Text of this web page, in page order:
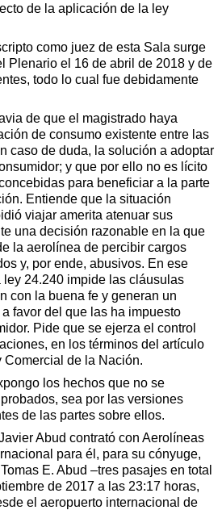
de la aplicación de la ley
como juez de esta Sala surge
Plenario el 16 de abril de 2018 y de
todo lo cual fue debidamente
de que el magistrado haya
de consumo existente entre las
caso de duda, la solución a adoptar
y que por ello no es lícito
para beneficiar a la parte
Entiende que la situación
viajar amerita atenuar sus
una decisión razonable en la que
la aerolínea de percibir cargos
y, por ende, abusivos. En ese
24.240 impide las cláusulas
con la buena fe y generan un
favor del que las ha impuesto
Pide que se ejerza el control
en los términos del artículo
de la Nación.
los hechos que no se
sea por las versiones
de las partes sobre ellos.
Abud contrató con Aerolíneas
para él, para su cónyuge,
E. Abud –tres pasajes en total
de 2017 a las 23:17 horas,
el aeropuerto internacional de